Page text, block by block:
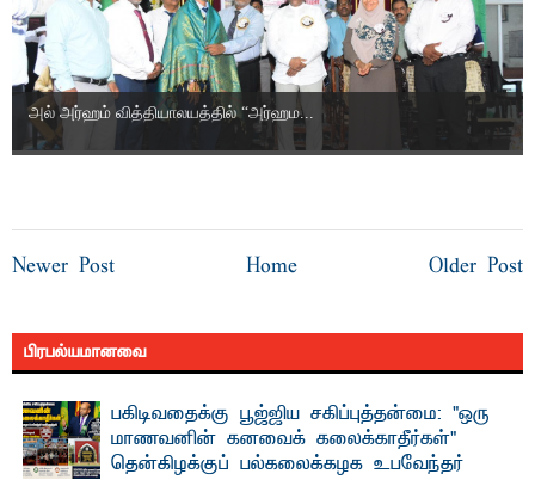
அல் அர்ஹம் வித்தியாலயத்தில் “அர்ஹம...
Newer Post Older Post
Home
பிரபல்யமானவை
பகிடிவதைக்கு பூஜ்ஜிய சகிப்புத்தன்மை: "ஒரு
மாணவனின் கனவைக் கலைக்காதீர்கள்" –
தென்கிழக்குப் பல்கலைக்கழக உபவேந்தர்